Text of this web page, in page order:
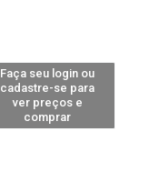
Faça seu login ou
cadastre-se para
ver preços e
comprar